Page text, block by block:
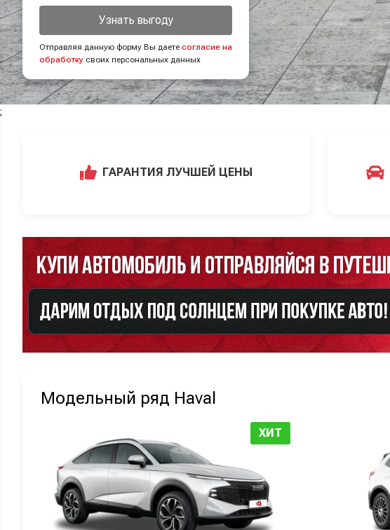
Узнать выгоду
Отправляя данную форму Вы даете согласие на
обработку своих персональных данных
;
ГАРАНТИЯ ЛУЧШЕЙ ЦЕНЫ
Модельный ряд Haval
ХИТ